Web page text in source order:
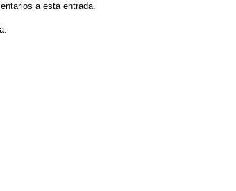
a esta entrada.